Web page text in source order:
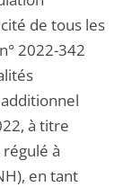
de tous les
2022-342
à titre
à
en tant